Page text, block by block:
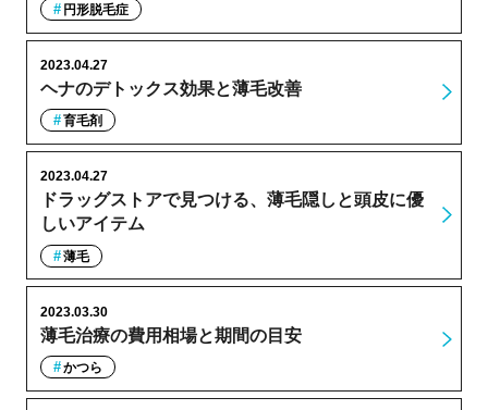
円形脱毛症
ヘナのデトックス効果と薄毛改善
2023.04.27
育毛剤
ドラッグストアで見つける、薄毛隠しと頭皮に優
しいアイテム
2023.04.27
薄毛
薄毛治療の費用相場と期間の目安
2023.03.30
かつら